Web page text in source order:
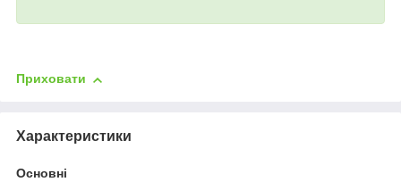
Приховати
Характеристики
Основні